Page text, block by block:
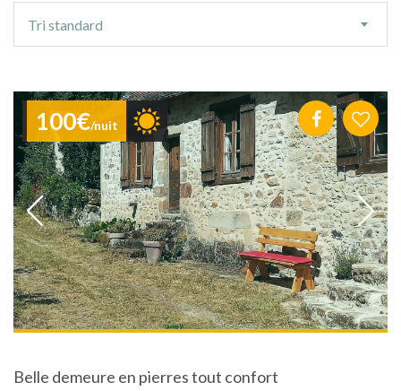
tri
Tri standard
100€/nuit
Belle demeure en pierres tout confort